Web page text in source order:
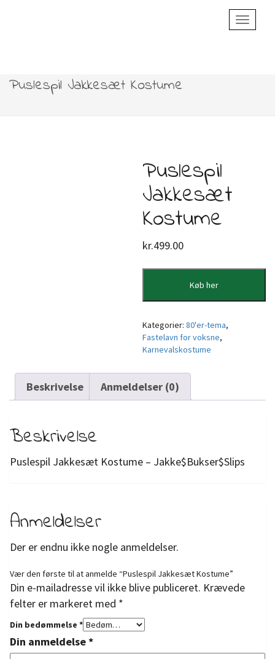
Toggle
Puslespil Jakkesæt Kostume
Puslespil
Jakkesæt
Kostume
kr.499.00
Køb her
Kategorier:80'er-tema,
Fastelavn for voksne,
Karnevalskostume
Beskrivelse Anmeldelser (0)
Beskrivelse
Puslespil Jakkesæt Kostume – Jakke$Bukser$Slips
Anmeldelser
Der er endnu ikke nogle anmeldelser.
Vær den første til at anmelde “Puslespil Jakkesæt Kostume”
Din e-mailadresse vil ikke blive publiceret. Krævede
felter er markeret med *
Din bedømmelse *
Din anmeldelse*